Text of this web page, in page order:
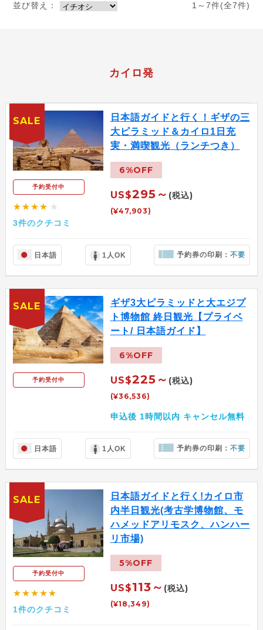
並び替え： 1～7件(全7件)
カイロ発
予約受付中
★★★★ ★
3件のクチコミ
日本語ガイドと行く！ギザの三
大ピラミッド＆カイロ1日充
実・満喫観光（ランチつき）
6%OFF
US$295～ (税込)
(¥47,903)
日本語 1人OK 予約券の印刷：不要
SALE
予約受付中
ギザ3大ピラミッドと大エジプ
ト博物館 終日観光【プライベ
ート/ 日本語ガイド】
6%OFF
US$225～ (税込)
(¥36,536)
申込後 1時間以内 キャンセル無料
日本語 1人OK 予約券の印刷：不要
SALE
予約受付中
★★★★★
1件のクチコミ
日本語ガイドと行く!カイロ市
内半日観光(考古学博物館、モ
ハメッドアリモスク、ハンハー
リ市場)
5%OFF
US$113～ (税込)
(¥18,349)
SALE